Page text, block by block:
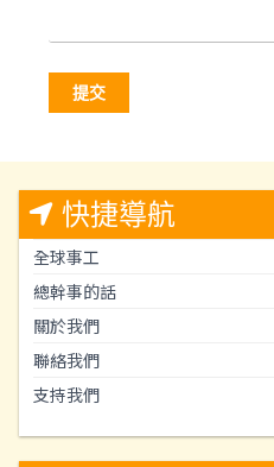
快捷導航
全球事工
總幹事的話
關於我們
聯絡我們
支持我們
提交